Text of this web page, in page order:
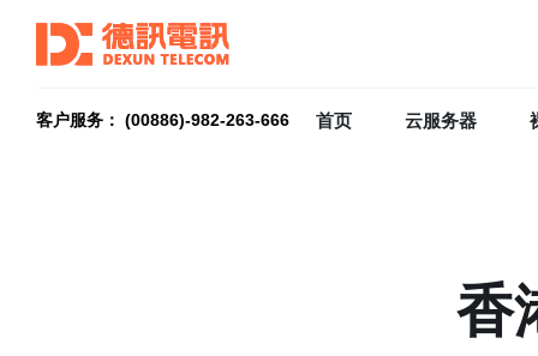
客户服务： (00886)-982-263-666 首页 云服务器
香